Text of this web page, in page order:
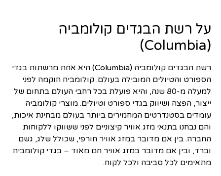
על רשת הבגדים קולומביה
(Columbia)
רשת הבגדים קולומביה (Columbia) היא אחת מרשתות בגדי
הספורט והטיולים המובילה בעולם. קולומביה הוקמה לפני
למעלה מ-80 שנה, והיא פועלת בכל רחבי העולם בתחום של
ייצור, הפצה ושיווק בגדי ספורט וטיולים. מוצרי קולומביה
עומדים בסטנדרטים המחמירים ביותר בעולם מבחינת איכות,
והם נבחנו בתנאי מזג אוויר קיצוניים לפני ששווקו ללקוחות
החברה. בין אם מדובר במזג אוויר חורפי, שכולל שלג, גשם
וברד, ובין אם מדובר במזג אוויר חם מאוד – בגדי קולומביה
מתאימים לכל סביבה ולכל לקוח.